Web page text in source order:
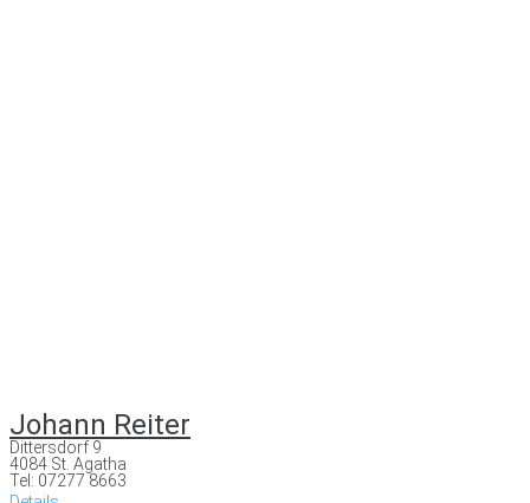
Johann Reiter
Dittersdorf 9
4084 St. Agatha
Tel: 07277 8663